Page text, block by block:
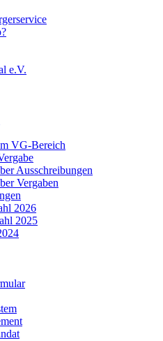
e.V.
VG-Bereich
Ausschreibungen
Vergaben
2026
2025